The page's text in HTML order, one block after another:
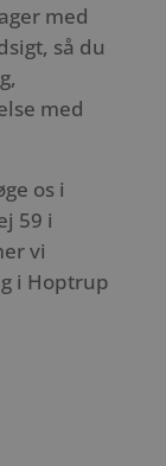
med
så du
med
os i
59 i
vi
i Hoptrup